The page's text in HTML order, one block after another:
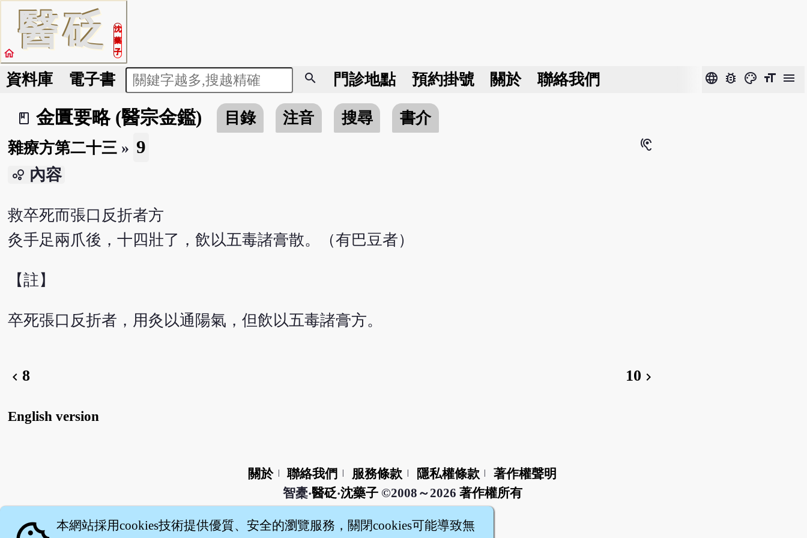
醫砭
沈
藥
子
home
資料庫 電子書 search 門診地點 預約掛號 關於 聯絡我們 language bug_report color_lens format_size menu
book_2
金匱要略 (醫宗金鑑) 目錄 注音 搜尋
書介
雜療方第二十三» 9 hearing
bubble_chart 內容
救卒死而張口反折者方
灸手足兩爪後，十四壯了，飲以五毒諸膏散。（有巴豆者）
【註】
卒死張口反折者，用灸以通陽氣，但飲以五毒諸膏方。
chevron_left 8 10 chevron_right
English version
關於 聯絡我們 服務條款 隱私權條款
著作權聲明
智橐‧醫砭‧沈藥子©2008～2026 著作權所有
本網站採用cookies技術提供優質、安全的瀏覽服務，關閉cookies可能導致無